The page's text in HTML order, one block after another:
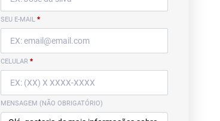
SEU E-MAIL *
CELULAR *
MENSAGEM (NÃO OBRIGATÓRIO)